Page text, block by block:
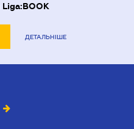
Liga:BOOK
ДЕТАЛЬНІШЕ